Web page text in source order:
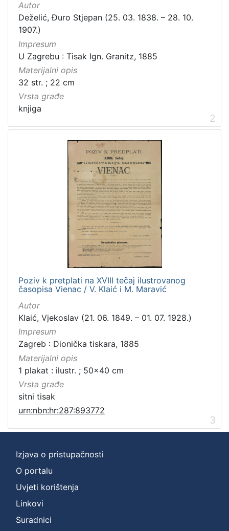
Autor
Deželić, Đuro Stjepan (25. 03. 1838. – 28. 10.
1907.)
Impresum
U Zagrebu : Tisak Ign. Granitz, 1885
Materijalni opis
32 str. ; 22 cm
Vrsta građe
knjiga
2
Poziv k pretplati na XVIII tečaj ilustrovanog
časopisa Vienac / V. Klaić i M. Maravić
Autor
Klaić, Vjekoslav (21. 06. 1849. – 01. 07. 1928.)
Impresum
Zagreb : Dionička tiskara, 1885
Materijalni opis
1 plakat : ilustr. ; 50x40 cm
Vrsta građe
sitni tisak
urn:nbn:hr:287:893772
3
Izjava o pristupačnosti
O portalu
Uvjeti korištenja
Linkovi
Suradnici